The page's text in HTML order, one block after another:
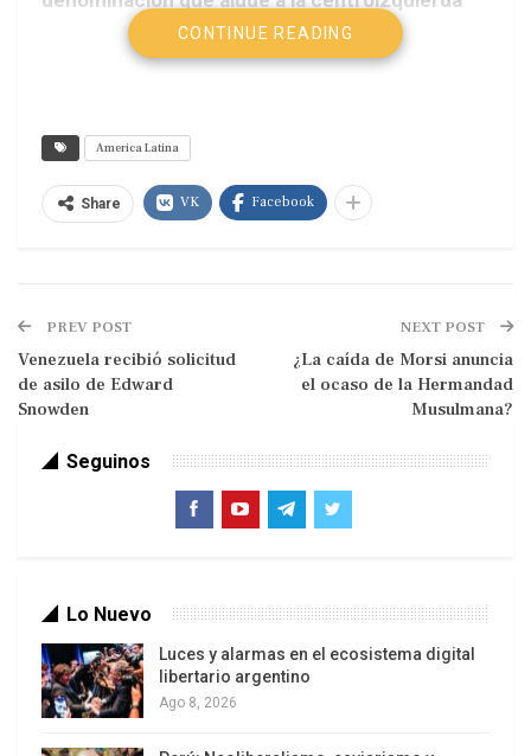
organizada en “la concertación” y esta vez
cuenta con la participación del Partido
Democrática Independiente (UDI), partido de
prosapia conservadora y pinochetista, se
impuso con el 51% de los votos en la “alianza
Las primarias convocaron a 3.008.087 votantes,
cifra cercana al 23% del total de la población en
edad de votar, cuya inscripción en los registros
electorales desde el año pasado es automática y
el acto de sufragar voluntario. De aquellos,
CONTINUE READING
America Latina
Share VK Facebook
PREV POST
Venezuela recibió solicitud
de asilo de Edward
Snowden
NEXT POST
¿La caída de Morsi anuncia
el ocaso de la Hermandad
Musulmana?
Seguinos
Lo Nuevo
Luces y alarmas en el ecosistema digital
libertario argentino
Ago 8, 2026